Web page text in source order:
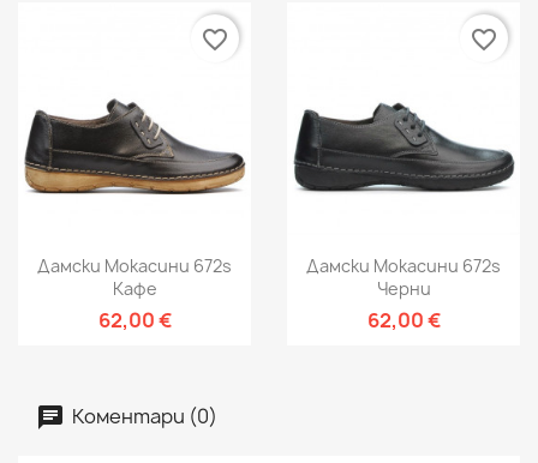
Дамски Мокасини 672s
Кафе
62,00 €
favorite_border
Дамски Мокасини 672s
Черни
62,00 €
favorite_border
Коментари (0)